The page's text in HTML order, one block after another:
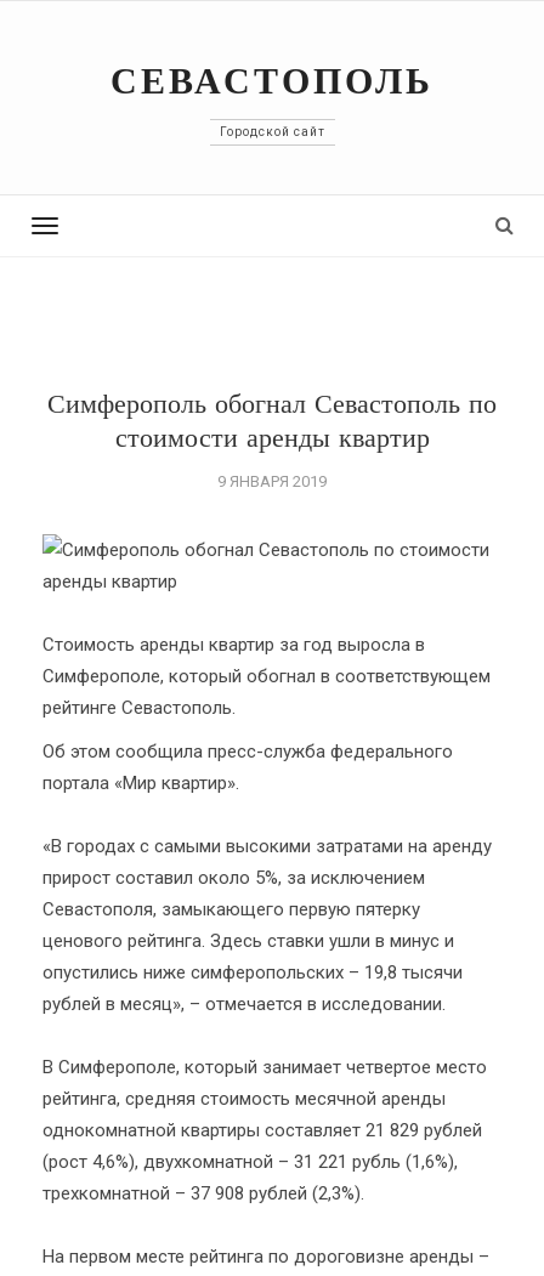
СЕВАСТОПОЛЬ
Городской сайт
Toggle
Симферополь обогнал Севастополь по
стоимости аренды квартир
9 ЯНВАРЯ 2019
Стоимость аренды квартир за год выросла в
Симферополе, который обогнал в соответствующем
рейтинге Севастополь.
Об этом сообщила пресс-служба федерального
портала «Мир квартир».
«В городах с самыми высокими затратами на аренду
прирост составил около 5%, за исключением
Севастополя, замыкающего первую пятерку
ценового рейтинга. Здесь ставки ушли в минус и
опустились ниже симферопольских – 19,8 тысячи
рублей в месяц», – отмечается в исследовании.
В Симферополе, который занимает четвертое место
рейтинга, средняя стоимость месячной аренды
однокомнатной квартиры составляет 21 829 рублей
(рост 4,6%), двухкомнатной – 31 221 рубль (1,6%),
трехкомнатной – 37 908 рублей (2,3%).
На первом месте рейтинга по дороговизне аренды –